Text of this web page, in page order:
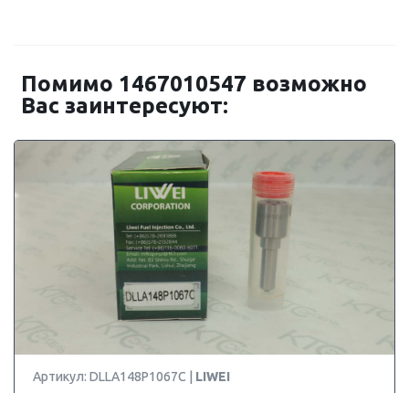
Помимо 1467010547 возможно
Вас заинтересуют:
Артикул: DLLA148P1067C | LIWEI